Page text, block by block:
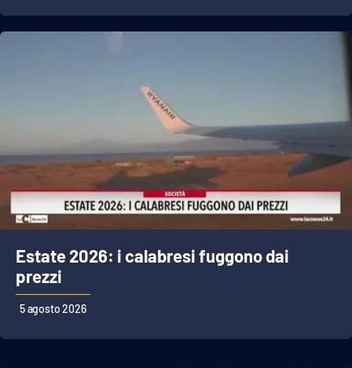
APP
Estate 2026: i calabresi fuggono dai
prezzi
5 agosto 2026